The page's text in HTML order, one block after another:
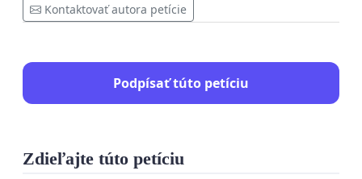
iného vyhlasovaním dôležitých informácií primárne
Ignoruje postupy a predpisy potrebné na hladký
k dôležitým vládnym úkonom či pravdepodobne
Kontaktovať autora petície
Podpísať túto petíciu
Zdieľajte túto petíciu